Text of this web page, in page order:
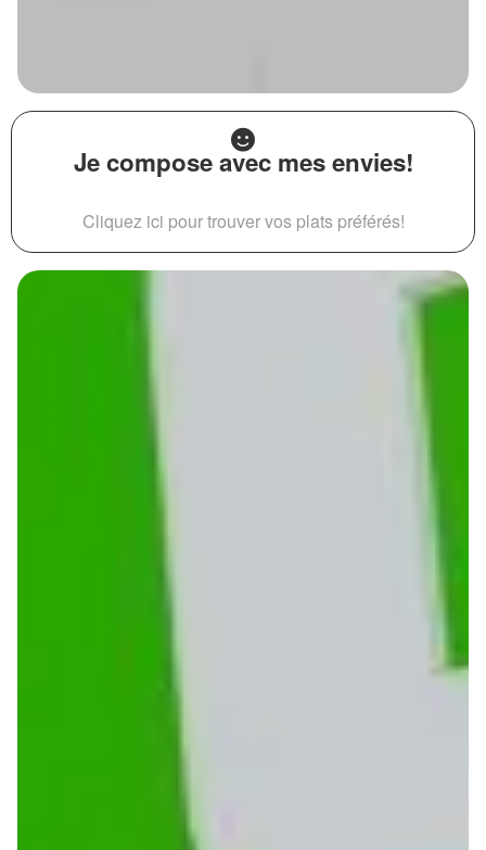
Je compose avec mes envies!
Cliquez ici pour trouver vos plats préférés!